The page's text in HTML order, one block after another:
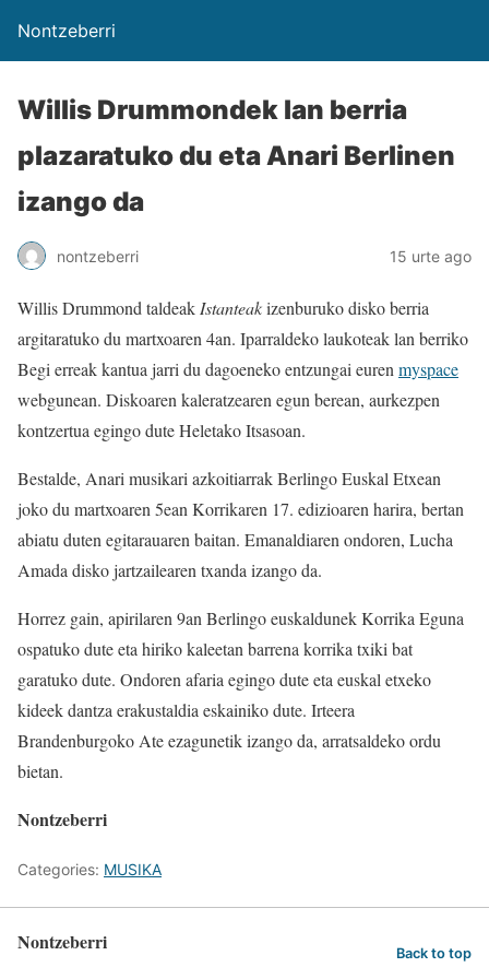
Nontzeberri
Willis Drummondek lan berria
plazaratuko du eta Anari Berlinen
izango da
nontzeberri 15 urte ago
Willis Drummond taldeak Istanteakizenburuko disko berria
argitaratuko du martxoaren 4an. Iparraldeko laukoteak lan berriko
Begi erreak kantua jarri du dagoeneko entzungai euren myspace
webgunean. Diskoaren kaleratzearen egun berean, aurkezpen
kontzertua egingo dute Heletako Itsasoan.
Bestalde, Anari musikari azkoitiarrak Berlingo Euskal Etxean
joko du martxoaren 5ean Korrikaren 17. edizioaren harira, bertan
abiatu duten egitarauaren baitan. Emanaldiaren ondoren, Lucha
Amada disko jartzailearen txanda izango da.
Horrez gain, apirilaren 9an Berlingo euskaldunek Korrika Eguna
ospatuko dute eta hiriko kaleetan barrena korrika txiki bat
garatuko dute. Ondoren afaria egingo dute eta euskal etxeko
kideek dantza erakustaldia eskainiko dute. Irteera
Brandenburgoko Ate ezagunetik izango da, arratsaldeko ordu
bietan.
Nontzeberri
Categories: MUSIKA
Nontzeberri Back to top